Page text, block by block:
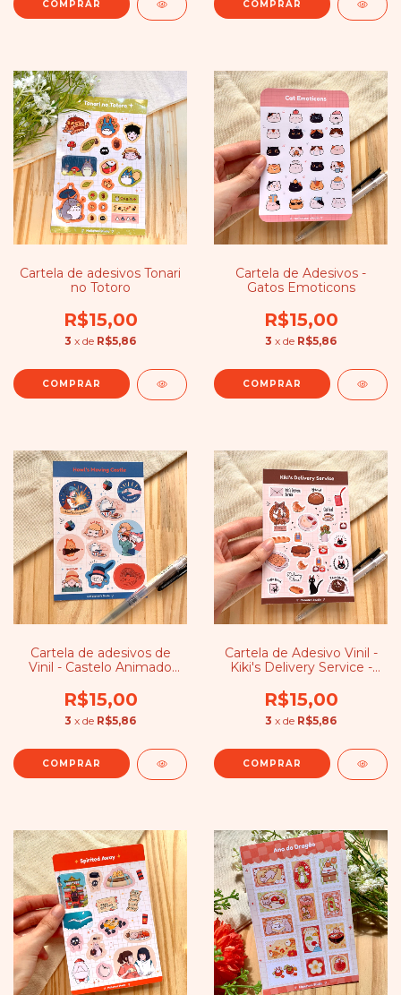
Cartela de adesivos Tonari
no Totoro
R$15,00
3 x de R$5,86
Cartela de Adesivos -
Gatos Emoticons
R$15,00
3 x de R$5,86
Cartela de adesivos de
Vinil - Castelo Animado
R$15,00
3 x de R$5,86
Cartela de Adesivo Vinil -
Kiki's Delivery Service -
R$15,00
3 x de R$5,86